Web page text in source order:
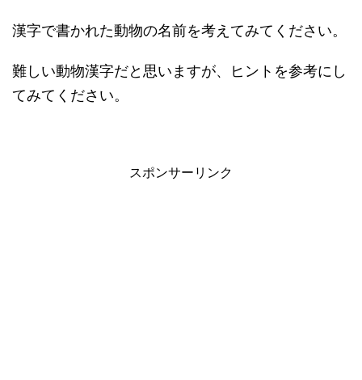
漢字で書かれた動物の名前を考えてみてください。
難しい動物漢字だと思いますが、ヒントを参考にし
てみてください。
スポンサーリンク